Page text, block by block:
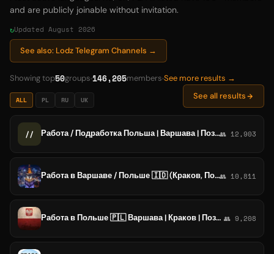
and are publicly joinable without invitation.
Updated August 2026
See also: Lodz Telegram Channels →
Showing top50groups 146,205members See more results →
ALL PL RU UK See all results
// Работа / Подработка Польша | Варшава | Познань | Лодзь👥 12,903
Работа в Варшаве / Польше 🇮🇩 (Краков, Познань, Гданськ, Катовице, Лодзь, Щецин, Быдгощь, Люблин, Вроцлав)👥 10,811
Работа в Польше 🇵🇱 Варшава | Краков | Познань | Щецин | Лодзь | Белосток | Катовице| Вроцлав | Люблин | Гданьск | Бяльско-Бяла 👥 9,208